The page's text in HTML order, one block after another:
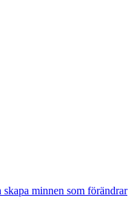
minnen som förändrar